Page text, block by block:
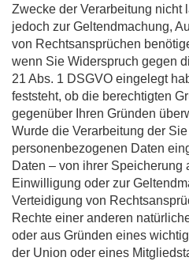
Zwecke der Verarbeitung nicht
jedoch zur Geltendmachung,
von Rechtsansprüchen
wenn Sie Widerspruch gegen
21 Abs. 1 DSGVO eingelegt
feststeht, ob die berechtigten
gegenüber Ihren Gründen
Wurde die Verarbeitung der
personenbezogenen Daten
Daten – von ihrer Speicherung
Einwilligung oder zur
Verteidigung von
Rechte einer anderen
oder aus Gründen eines
der Union oder eines